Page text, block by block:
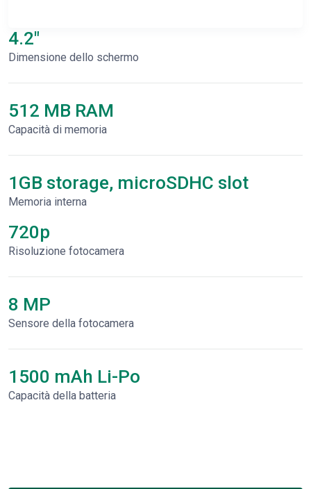
4.2"
Dimensione dello schermo
512 MB RAM
Capacità di memoria
1GB storage, microSDHC slot
Memoria interna
720p
Risoluzione fotocamera
8 MP
Sensore della fotocamera
1500 mAh Li-Po
Capacità della batteria